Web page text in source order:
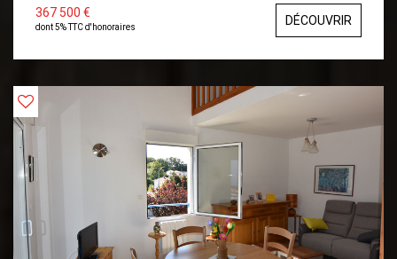
TERRASSE de 12,50m² avec VUE MER
367 500 €
dont 5% TTC d'honoraires DÉCOUVRIR